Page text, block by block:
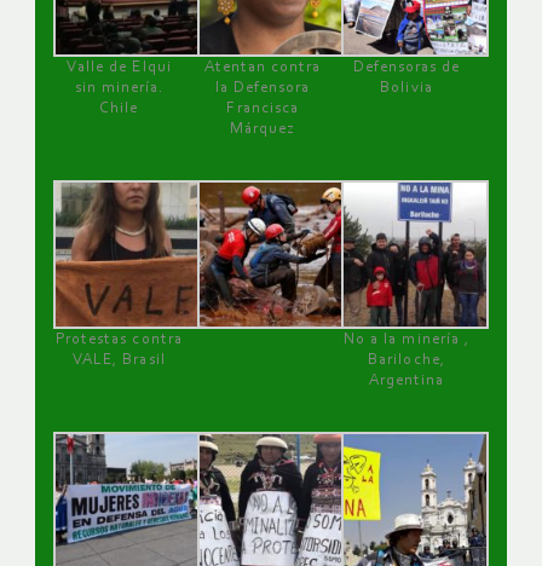
Valle de Elqui
sin minería.
Chile
Atentan contra
la Defensora
Francisca
Márquez
Defensoras de
Bolivia
Protestas contra
VALE, Brasil
No a la minería ,
Bariloche,
Argentina